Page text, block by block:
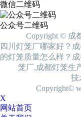
微信二维码
公众号二维码
Copyright © 成
四川灯笼厂哪家好？
的灯笼质量怎么样？
笼厂,成都灯笼生
技
Copyright©
X
网站首页